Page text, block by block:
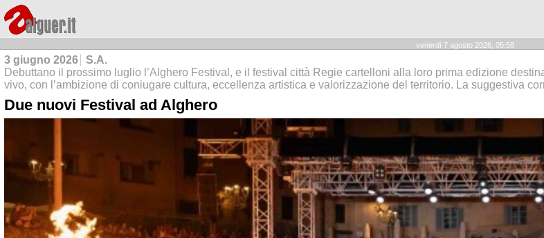
venerdì 7 agosto 2026, 05:58
3 giugno 2026
S.A.
Debuttano il prossimo luglio l’Alghero Festival, e il festival città Regie cartelloni alla loro prima edizione
vivo, con l’ambizione di coniugare cultura, eccellenza artistica e valorizzazione del territorio. La suggestiva
Due nuovi Festival ad Alghero